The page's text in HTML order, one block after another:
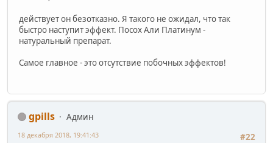
действует он безотказно. Я такого не ожидал, что так
быстро наступит эффект. Посох Али Платинум -
натуральный препарат.
Самое главное - это отсутствие побочных эффектов!
gpills
Админ
#22
18 декабря 2018, 19:41:43